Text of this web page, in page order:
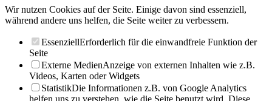
Wir nutzen Cookies auf der Seite. Einige davon sind essenziell,
während andere uns helfen, die Seite weiter zu verbessern.
EssenziellErforderlich für die einwandfreie Funktion der
Seite
Externe MedienAnzeige von externen Inhalten wie z.B.
Videos, Karten oder Widgets
StatistikDie Informationen z.B. von Google Analytics